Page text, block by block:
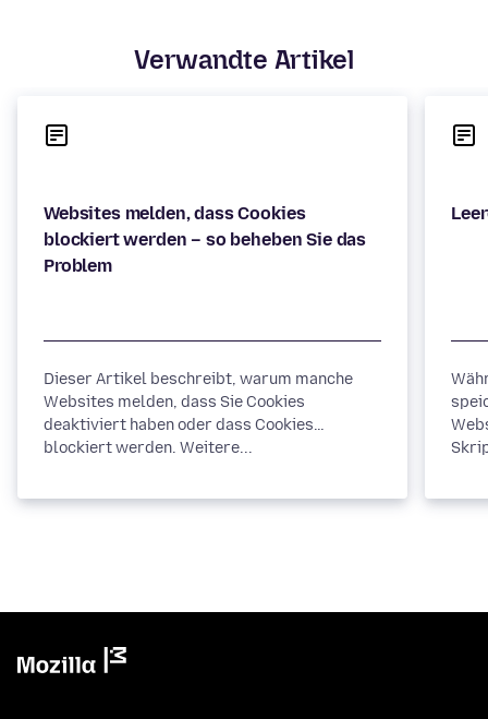
Verwandte Artikel
Websites melden, dass Cookies
blockiert werden – so beheben Sie das
Problem
Dieser Artikel beschreibt, warum manche
Websites melden, dass Sie Cookies
deaktiviert haben oder dass Cookies
blockiert werden. Weitere...